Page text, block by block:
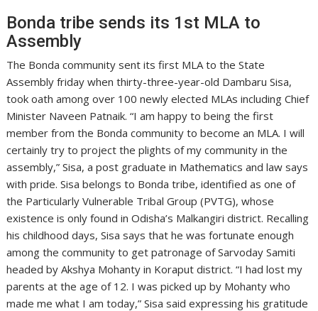
Bonda tribe sends its 1st MLA to
Assembly
The Bonda community sent its first MLA to the State
Assembly friday when thirty-three-year-old Dambaru Sisa,
took oath among over 100 newly elected MLAs including Chief
Minister Naveen Patnaik. “I am happy to being the first
member from the Bonda community to become an MLA. I will
certainly try to project the plights of my community in the
assembly,” Sisa, a post graduate in Mathematics and law says
with pride. Sisa belongs to Bonda tribe, identified as one of
the Particularly Vulnerable Tribal Group (PVTG), whose
existence is only found in Odisha’s Malkangiri district. Recalling
his childhood days, Sisa says that he was fortunate enough
among the community to get patronage of Sarvoday Samiti
headed by Akshya Mohanty in Koraput district. “I had lost my
parents at the age of 12. I was picked up by Mohanty who
made me what I am today,” Sisa said expressing his gratitude